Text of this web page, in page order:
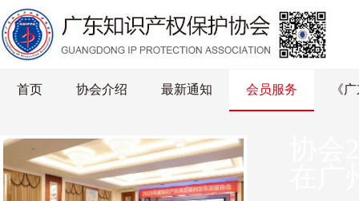
首页 协会介绍 最新通知 会员服务 《